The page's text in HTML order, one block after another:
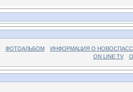
ФОТОАЛЬБОМ
ИНФОРМАЦИЯ О
ON LINE TV